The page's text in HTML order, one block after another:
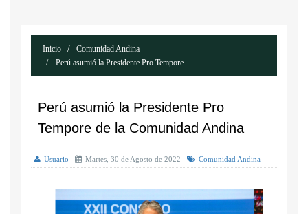
Inicio
Comunidad Andina
Perú asumió la Presidente Pro Tempore...
Perú asumió la Presidente Pro
Tempore de la Comunidad Andina
Usuario Martes, 30 de Agosto de 2022 Comunidad Andina